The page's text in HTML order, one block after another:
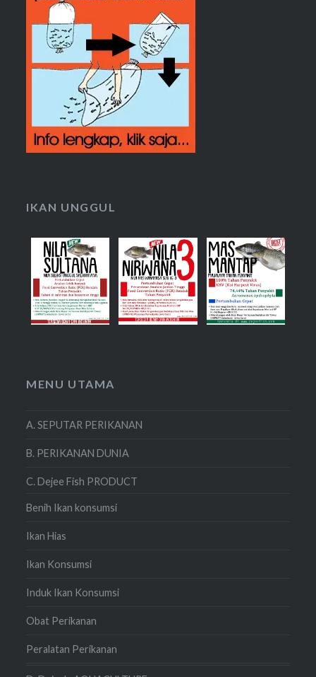
IKAN UNGGUL
MENU UTAMA
A. SEPUTAR PERIKANAN
B. PERIKANAN DUNIA
C. Dejee Fish PRODUCT
Benih Ikan konsumsi
Ikan Hias
Ikan Konsumsi
Induk Ikan Konsumsi
Obat Perikanan
Peralatan Perikanan